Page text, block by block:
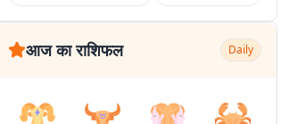
आज का राशिफल Daily